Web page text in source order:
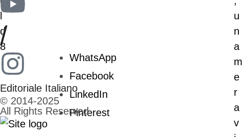
/
Editoriale Italiano
© 2014-2025
All Rights Reserved
WhatsApp
Facebook
LinkedIn
Pinterest